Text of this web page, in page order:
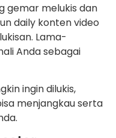
gemar melukis dan
daily konten video
Lama-
Anda sebagai
ingin dilukis,
menjangkau serta